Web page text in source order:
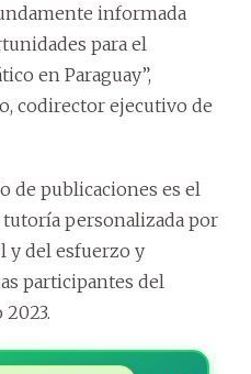
informada
para el
en Paraguay”,
codirector ejecutivo de
de publicaciones es el
personalizada por
y del esfuerzo y
participantes del